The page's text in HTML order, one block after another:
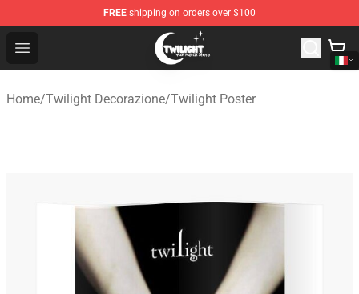
FREE shipping on orders over $100
Open menu
Twilight Store - Official Twilight Merchandise Shop
Home/Twilight Decorazione/Twilight Poster